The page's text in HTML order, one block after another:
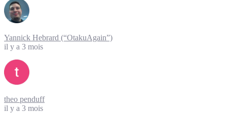
Yannick Hebrard (“OtakuAgain”)
il y a 3 mois
theo penduff
il y a 3 mois